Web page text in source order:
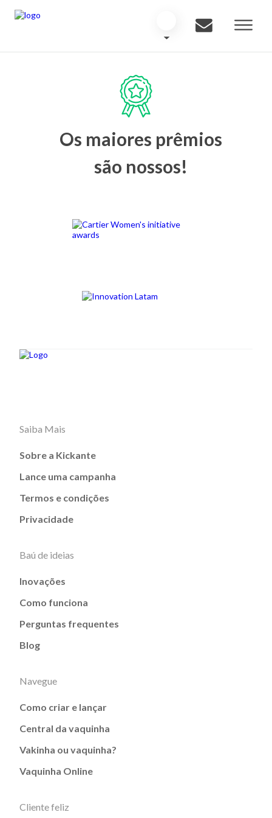
Os maiores prêmios
são nossos!
Saiba Mais
Sobre a Kickante
Lance uma campanha
Termos e condições
Privacidade
Baú de ideias
Inovações
Como funciona
Perguntas frequentes
Blog
Navegue
Como criar e lançar
Central da vaquinha
Vakinha ou vaquinha?
Vaquinha Online
Cliente feliz